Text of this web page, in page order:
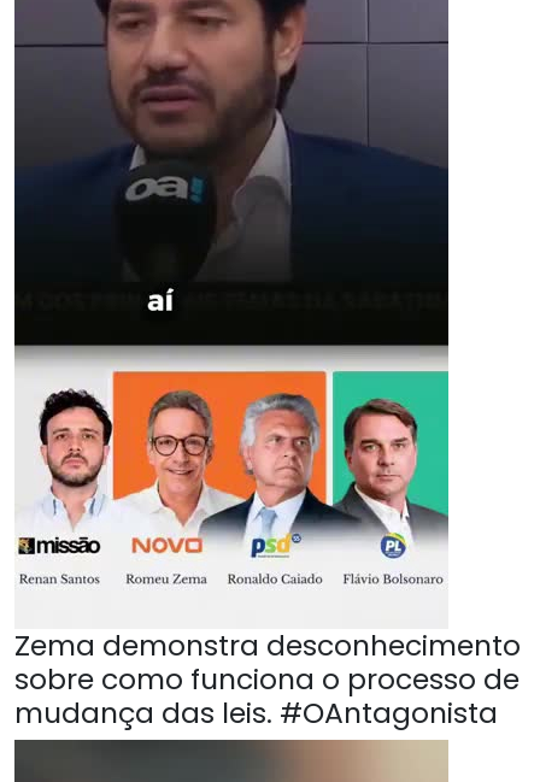
Zema demonstra desconhecimento
sobre como funciona o processo de
mudança das leis. #OAntagonista